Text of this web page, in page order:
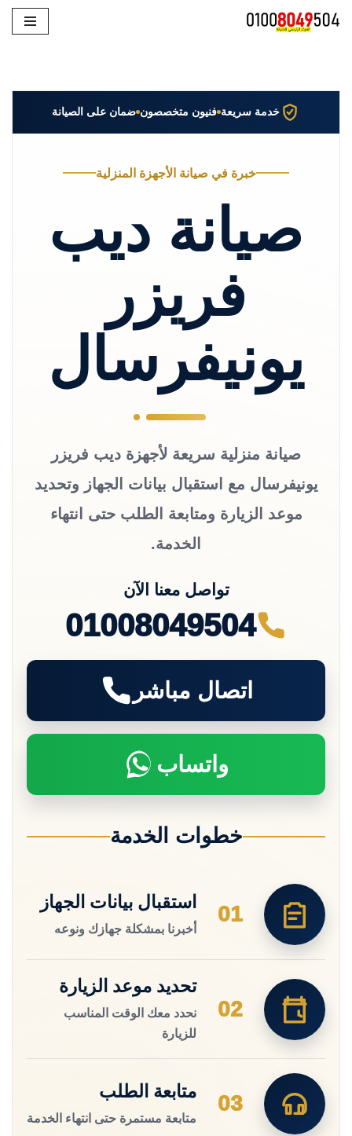
خدمة سريعة فنيون متخصصون ضمان على الصيانة
خبرة في صيانة الأجهزة المنزلية
صيانة ديب
فريزر
يونيفرسال
صيانة منزلية سريعة لأجهزة ديب فريزر
يونيفرسال مع استقبال بيانات الجهاز وتحديد
موعد الزيارة ومتابعة الطلب حتى انتهاء
الخدمة.
تواصل معنا الآن
01008049504
اتصال مباشر
واتساب
خطوات الخدمة
01
استقبال بيانات الجهاز
أخبرنا بمشكلة جهازك ونوعه
02
تحديد موعد الزيارة
نحدد معك الوقت المناسب
للزيارة
03
متابعة الطلب
متابعة مستمرة حتى انتهاء الخدمة